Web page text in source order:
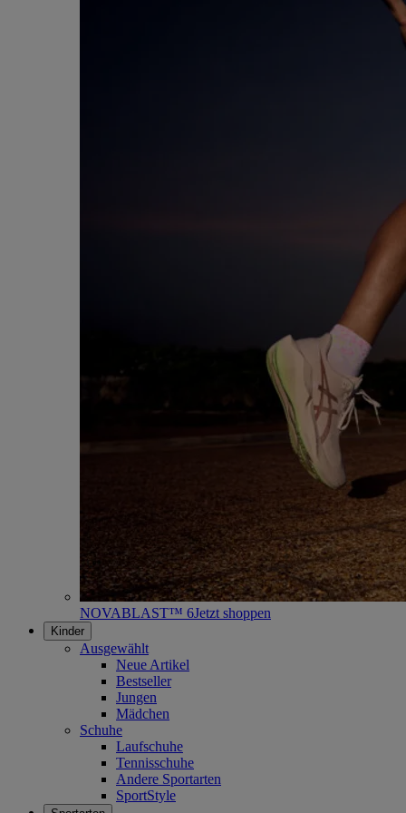
NOVABLAST™ 6Jetzt shoppen
Kinder
Ausgewählt
Neue Artikel
Bestseller
Jungen
Mädchen
Schuhe
Laufschuhe
Tennisschuhe
Andere Sportarten
SportStyle